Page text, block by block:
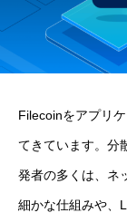
Filecoinをアプリ
てきています。分
発者の多くは、ネ
細かな仕組みや、